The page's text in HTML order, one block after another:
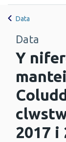
Data
Data
Y
2017 i